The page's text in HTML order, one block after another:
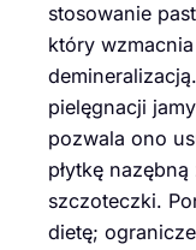
stosowanie
który
pielęgnacji
pozwala ono
płytkę
szczoteczki.
dietę;